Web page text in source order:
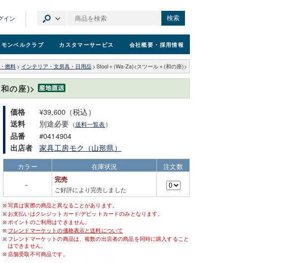
イン 検索
モンベルクラブ カスタマーサービス 会社概要 ・採用情報
燃料 > インテリア・文房具・日用品 > Stool＋(Wa-Za)<スツール＋(和の座)>
の座)>
価格 ¥39,600（税込）
送料 別途必要 （送料一覧表）
品番 #0414904
出店者 家具工房モク（山形県）
カラー 在庫状況
注文数
－
完売
ご好評により完売しました
写真は実際の商品と異なることがあります。
お支払いはクレジットカード/デビットカードのみとなります。
ポイントのご利用はできません。
フレンドマーケットの価格表示と送料について
フレンドマーケットの商品は、複数の出店者の商品を同時に購入すること
はできません。
店舗受取不可商品です。